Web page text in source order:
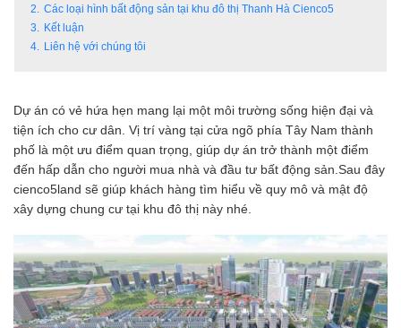
2.
Các loại hình bất động sản tại khu đô thị Thanh Hà Cienco5
3.
Kết luận
4.
Liên hệ với chúng tôi
Dự án có vẻ hứa hẹn mang lại một môi trường sống hiện đại và
tiện ích cho cư dân. Vị trí vàng tại cửa ngõ phía Tây Nam thành
phố là một ưu điểm quan trọng, giúp dự án trở thành một điểm
đến hấp dẫn cho người mua nhà và đầu tư bất động sản.Sau đây
cienco5land sẽ giúp khách hàng tìm hiểu về quy mô và mật độ
xây dựng chung cư tại khu đô thị này nhé.